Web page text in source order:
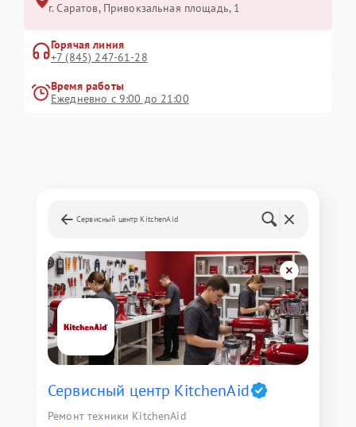
г. Саратов, Привокзальная площадь, 1
Горячая линия
+7 (845) 247-61-28
Время работы
Ежедневно с 9:00 до 21:00
Сервисный центр KitchenAid
Сервисный центр KitchenAid
Ремонт техники KitchenAid